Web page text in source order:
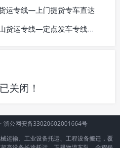
运专线—上门提货专车直达
运专线—定点发车专线直达
关闭！
· 浙公网安备33020602001664号
运输、工业设备托运、工程设备搬迁，覆